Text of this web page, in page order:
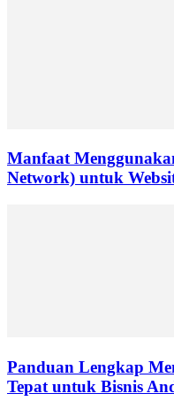
Manfaat
Network) untuk
Panduan Lengkap
Tepat untuk Bisnis